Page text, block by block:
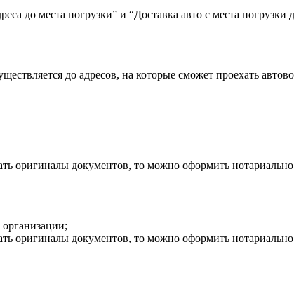
до места погрузки” и “Доставка авто с места
до адресов, на которые сможет проехать
оригиналы документов, то можно оформить
оригиналы документов, то можно оформить